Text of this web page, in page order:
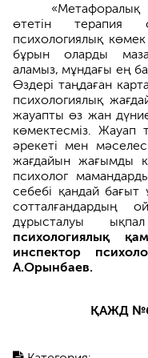
«Метафоралық
өтетін терапия
психологиялық
бұрын оларды
аламыз, мұндағы ең
Өздері таңдаған
психологиялық
жауапты өз жан
көмектесміз. Жауап
әрекеті мен
жағдайын жағымды
психолог
себебі қандай
сотталғандардың
дұрысталуы
психологиялық
инспектор
А.Орынбаев.
ҚАЖД